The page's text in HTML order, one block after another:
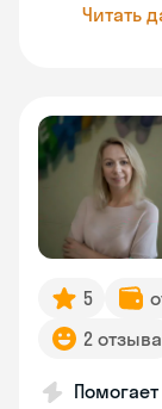
Читать
5
2 отзыва